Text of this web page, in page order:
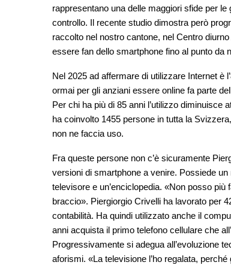
rappresentano una delle maggiori sfide per
controllo. Il recente studio dimostra però
raccolto nel nostro cantone, nel Centro
essere fan dello smartphone fino al punto da
Nel 2025 ad affermare di utilizzare Internet è
ormai per gli anziani essere online fa parte
Per chi ha più di 85 anni l’utilizzo diminuisce
ha coinvolto 1455 persone in tutta la
non ne faccia uso.
Fra queste persone non c’è sicuramente
versioni di smartphone a venire. Possiede
televisore e un’enciclopedia. «Non posso
braccio». Piergiorgio Crivelli ha lavorato per
contabilità. Ha quindi utilizzato anche il
anni acquista il primo telefono cellulare che
Progressivamente si adegua all’evoluzione
aforismi. «La televisione l’ho regalata,